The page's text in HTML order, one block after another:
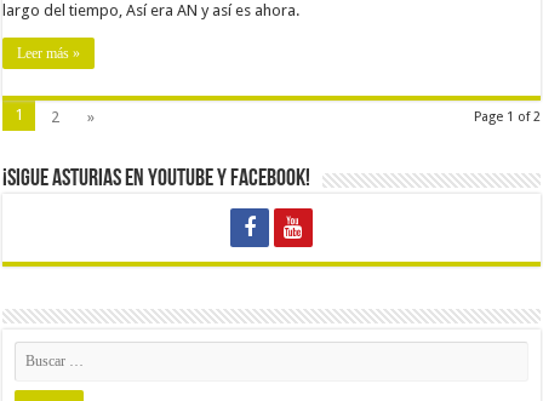
largo del tiempo, Así era AN y así es ahora.
Leer más »
Page 1 of 2
1 2 »
¡Sigue Asturias en Youtube y Facebook!